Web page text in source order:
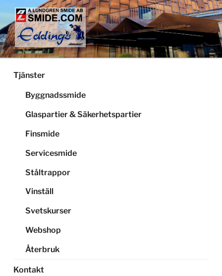
Hoppa
innehåll
LUNDGRENS SMIDE
Smide och glaspartier i Stockholm
Tjänster
Byggnadssmide
Glaspartier & Säkerhetspartier
Finsmide
Servicesmide
Ståltrappor
Vinställ
Svetskurser
Webshop
Återbruk
Kontakt